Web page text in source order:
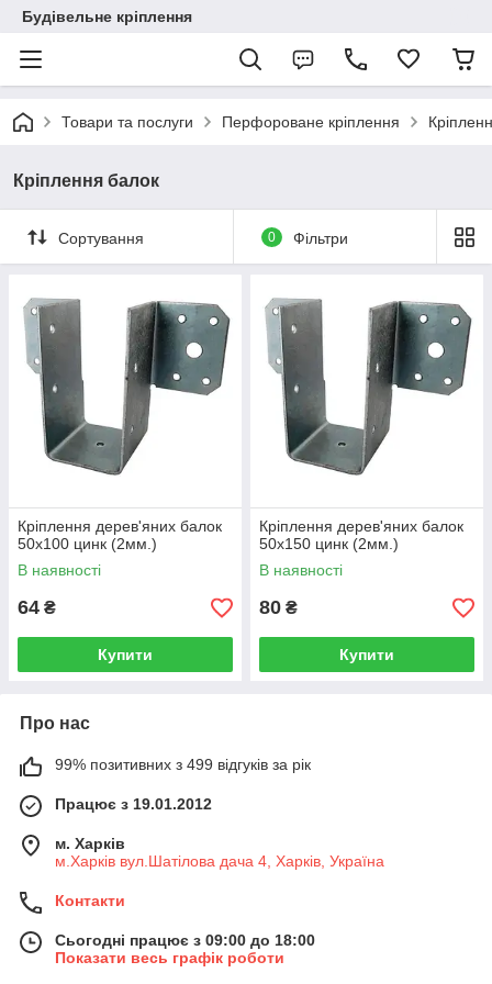
Будівельне кріплення
Товари та послуги Перфороване кріплення
Кріплення балок
Сортування 0 Фільтри
Кріплення дерев'яних балок
50х100 цинк (2мм.)
В наявності
64 ₴
Купити
Кріплення дерев'яних балок
50х150 цинк (2мм.)
В наявності
80 ₴
Купити
Про нас
99% позитивних з 499 відгуків за рік
Працює з 19.01.2012
м. Харків
м.Харків вул.Шатілова дача 4, Харків, Україна
Контакти
Сьогодні працює з 09:00 до 18:00
Показати весь графік роботи